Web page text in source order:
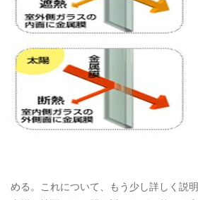
める。これについて、もう少し詳しく説明